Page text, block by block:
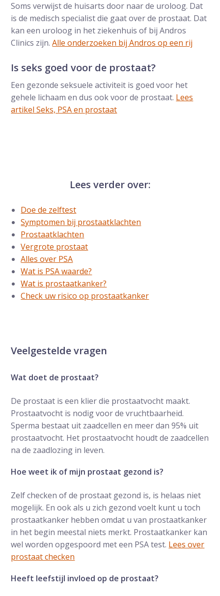
Soms verwijst de huisarts door naar de uroloog. Dat
is de medisch specialist die gaat over de prostaat. Dat
kan een uroloog in het ziekenhuis of bij Andros
Clinics zijn.Alle onderzoeken bij Andros op een rij
Is seks goed voor de prostaat?
Een gezonde seksuele activiteit is goed voor het
gehele lichaam en dus ook voor de prostaat. Lees
artikel Seks, PSA en prostaat
Lees verder over:
Doe de zelftest
Symptomen bij prostaatklachten
Prostaatklachten
Vergrote prostaat
Alles over PSA
Wat is PSA waarde?
Wat is prostaatkanker?
Check uw risico op prostaatkanker
Veelgestelde vragen
Wat doet de prostaat?
De prostaat is een klier die prostaatvocht maakt.
Prostaatvocht is nodig voor de vruchtbaarheid.
Sperma bestaat uit zaadcellen en meer dan 95% uit
prostaatvocht. Het prostaatvocht houdt de zaadcellen
na de zaadlozing in leven.
Hoe weet ik of mijn prostaat gezond is?
Zelf checken of de prostaat gezond is, is helaas niet
mogelijk. En ook als u zich gezond voelt kunt u toch
prostaatkanker hebben omdat u van prostaatkanker
in het begin meestal niets merkt. Prostaatkanker kan
wel worden opgespoord met een PSA test. Lees over
prostaat checken
Heeft leefstijl invloed op de prostaat?